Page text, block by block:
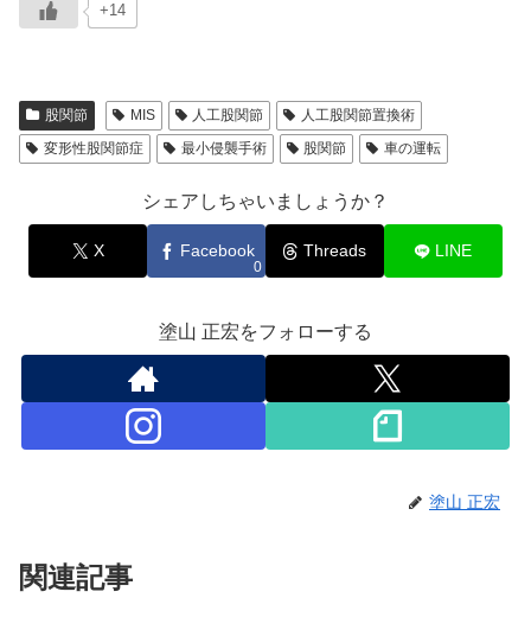
+14
股関節 MIS 人工股関節
人工股関節置換術
変形性股関節症
最小侵襲手術 股関節 車の運転
シェアしちゃいましょうか？
X Facebook
0
Threads LINE
塗山 正宏をフォローする
塗山 正宏
関連記事